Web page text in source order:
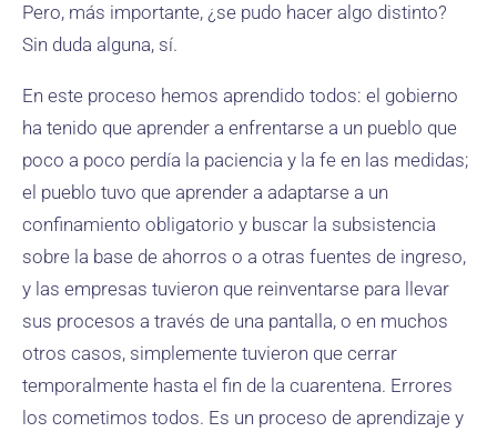
Pero, más importante, ¿se pudo hacer algo distinto?
Sin duda alguna, sí.
En este proceso hemos aprendido todos: el gobierno
ha tenido que aprender a enfrentarse a un pueblo que
poco a poco perdía la paciencia y la fe en las medidas;
el pueblo tuvo que aprender a adaptarse a un
confinamiento obligatorio y buscar la subsistencia
sobre la base de ahorros o a otras fuentes de ingreso,
y las empresas tuvieron que reinventarse para llevar
sus procesos a través de una pantalla, o en muchos
otros casos, simplemente tuvieron que cerrar
temporalmente hasta el fin de la cuarentena. Errores
los cometimos todos. Es un proceso de aprendizaje y